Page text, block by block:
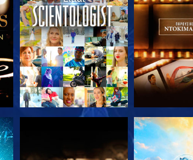
ΕΞΕΡΕΥΝΗΣΤΕ ΤΗ ΣΕΙΡΑ ΕΞΕΡΕΥΝΗΣΤΕ